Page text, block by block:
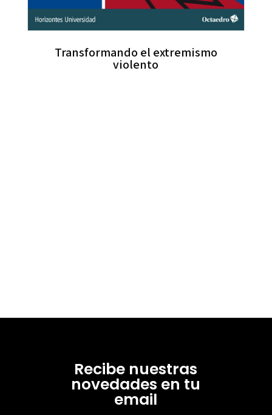
Transformando el extremismo
violento
Recibe nuestras
novedades en tu
email